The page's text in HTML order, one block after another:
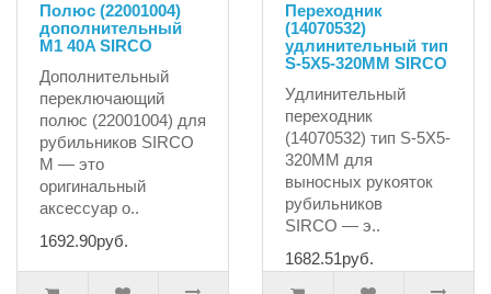
Полюс (22001004)
дополнительный
M1 40A SIRCO
Дополнительный
переключающий
полюс (22001004) для
рубильников SIRCO
M — это
оригинальный
аксессуар о..
1692.90руб.
Переходник
(14070532)
удлинительный тип
S-5X5-320MM SIRCO
Удлинительный
переходник
(14070532) тип S-5X5-
320MM для
выносных рукояток
рубильников
SIRCO — э..
1682.51руб.